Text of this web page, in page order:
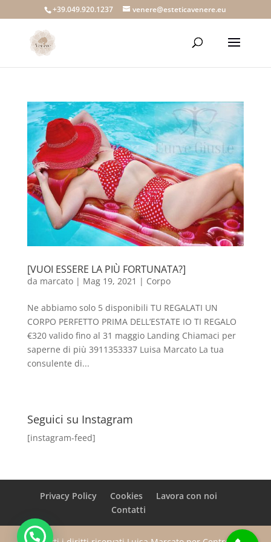
+39.049.920.1237 venere@esteticavenere.eu
[VUOI ESSERE LA PIÙ FORTUNATA?]
da marcato| Mag 19, 2021 | Corpo
Ne abbiamo solo 5 disponibili TU REGALATI UN
CORPO PERFETTO PRIMA DELL’ESTATE IO TI REGALO
€320 valido fino al 31 maggio Landing Chiamaci per
saperne di più 3911353337 Luisa Marcato La tua
consulente di...
Seguici su Instagram
[instagram-feed]
Privacy Policy Cookies
Lavora con noi
Contatti